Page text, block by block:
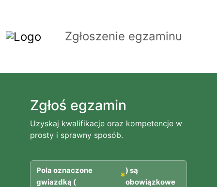
Zgłoszenie egzaminu
Zgłoś egzamin
Uzyskaj kwalifikacje oraz kompetencje w
prosty i sprawny sposób.
Pola oznaczone
gwiazdką (
*
) są
obowiązkowe